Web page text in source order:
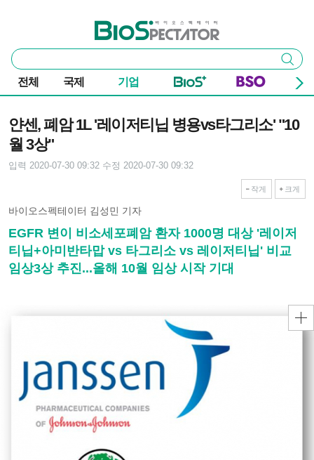
바이오스펙테이터
통
합
검
색
검색
전체 국제 기업
얀센, 폐암 1L '레이저티닙 병용vs타그리소' "10
월 3상"
입력 2020-07-30 09:32 수정 2020-07-30 09:32
작게 크게
바이오스펙테이터 김성민 기자
EGFR 변이 비소세포폐암 환자 1000명 대상 '레이저
티닙+아미반타맙 vs 타그리소 vs 레이저티닙' 비교
임상3상 추진...올해 10월 임상 시작 기대